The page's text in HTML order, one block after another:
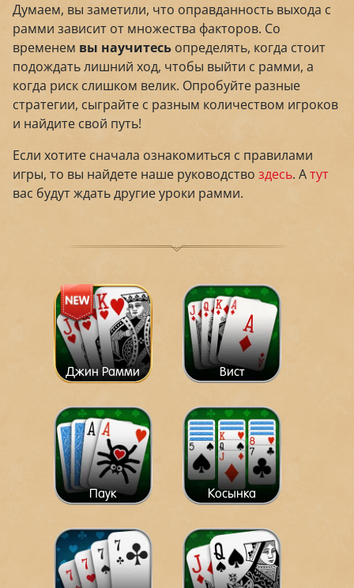
Думаем, вы заметили, что оправданность выхода с
рамми зависит от множества факторов. Со
временем вы научитесь определять, когда стоит
подождать лишний ход, чтобы выйти с рамми, а
когда риск слишком велик. Опробуйте разные
стратегии, сыграйте с разным количеством игроков
и найдите свой путь!
Если хотите сначала ознакомиться с правилами
игры, то вы найдете наше руководство здесь. Атут
вас будут ждать другие уроки рамми.
Джин Рамми Вист
Паук Косынка